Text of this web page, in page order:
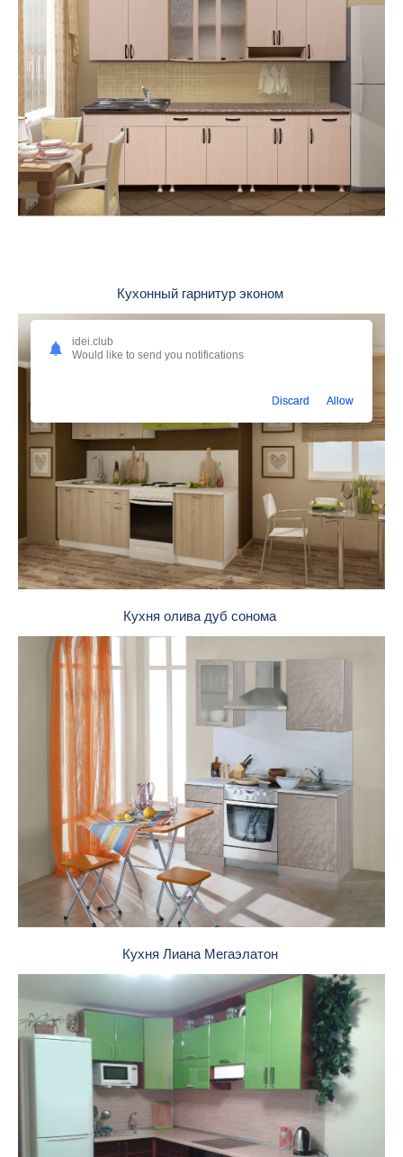
Кухонный гарнитур эконом
Кухня олива дуб сонома
Кухня Лиана Мегаэлатон
idei.club
Would like to send you notifications
Discard Allow